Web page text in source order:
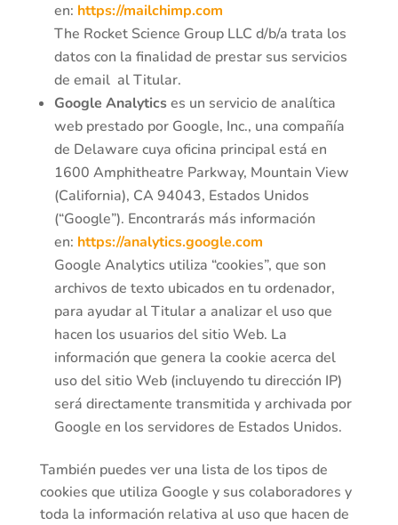
en: https://mailchimp.com
The Rocket Science Group LLC d/b/a trata los
datos con la finalidad de prestar sus servicios
de email al Titular.
Google Analyticses un servicio de analítica
web prestado por Google, Inc., una compañía
de Delaware cuya oficina principal está en
1600 Amphitheatre Parkway, Mountain View
(California), CA 94043, Estados Unidos
(“Google”). Encontrarás más información
en: https://analytics.google.com
Google Analytics utiliza “cookies”, que son
archivos de texto ubicados en tu ordenador,
para ayudar al Titular a analizar el uso que
hacen los usuarios del sitio Web. La
información que genera la cookie acerca del
uso del sitio Web (incluyendo tu dirección IP)
será directamente transmitida y archivada por
Google en los servidores de Estados Unidos.
También puedes ver una lista de los tipos de
cookies que utiliza Google y sus colaboradores y
toda la información relativa al uso que hacen de